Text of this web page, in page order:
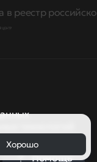
реестр
технологий
и политики
Хорошо
Помощь